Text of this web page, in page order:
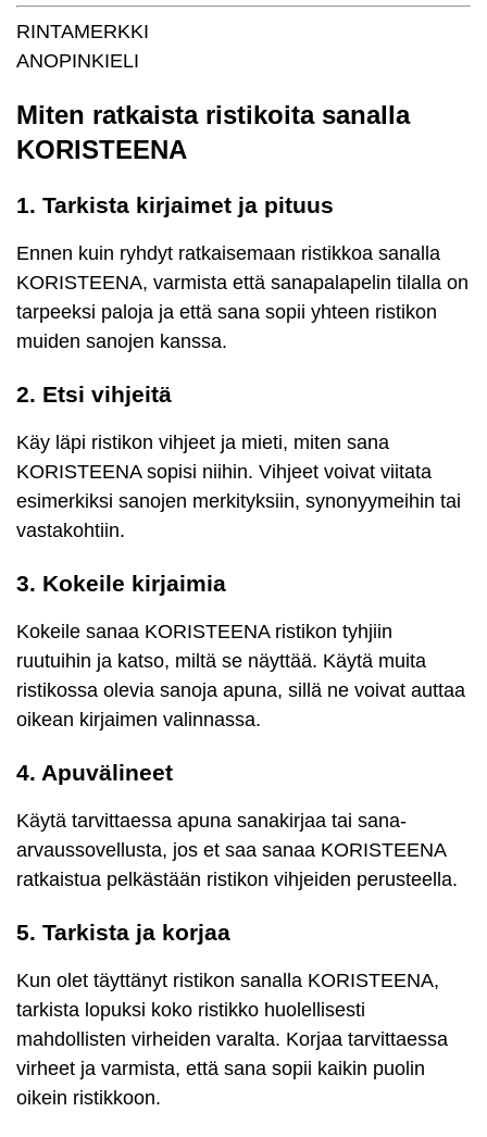
RINTAMERKKI
ANOPINKIELI
Miten ratkaista ristikoita sanalla
KORISTEENA
1. Tarkista kirjaimet ja pituus
Ennen kuin ryhdyt ratkaisemaan ristikkoa sanalla
KORISTEENA, varmista että sanapalapelin tilalla on
tarpeeksi paloja ja että sana sopii yhteen ristikon
muiden sanojen kanssa.
2. Etsi vihjeitä
Käy läpi ristikon vihjeet ja mieti, miten sana
KORISTEENA sopisi niihin. Vihjeet voivat viitata
esimerkiksi sanojen merkityksiin, synonyymeihin tai
vastakohtiin.
3. Kokeile kirjaimia
Kokeile sanaa KORISTEENA ristikon tyhjiin
ruutuihin ja katso, miltä se näyttää. Käytä muita
ristikossa olevia sanoja apuna, sillä ne voivat auttaa
oikean kirjaimen valinnassa.
4. Apuvälineet
Käytä tarvittaessa apuna sanakirjaa tai sana-
arvaussovellusta, jos et saa sanaa KORISTEENA
ratkaistua pelkästään ristikon vihjeiden perusteella.
5. Tarkista ja korjaa
Kun olet täyttänyt ristikon sanalla KORISTEENA,
tarkista lopuksi koko ristikko huolellisesti
mahdollisten virheiden varalta. Korjaa tarvittaessa
virheet ja varmista, että sana sopii kaikin puolin
oikein ristikkoon.